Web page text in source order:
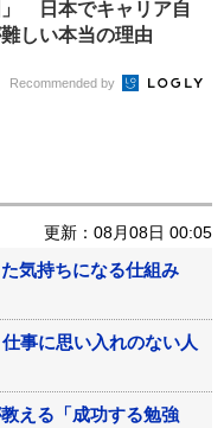
」 日本でキャリア自
しい本当の理由
Recommended by
更新：08月08日 00:05
た気持ちになる仕組み
事に思い入れのない人
える「成功する勉強